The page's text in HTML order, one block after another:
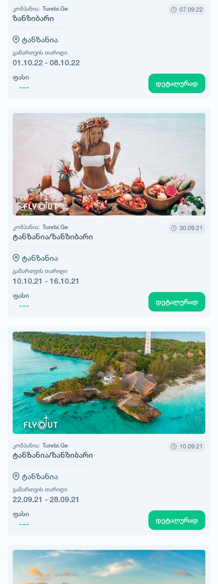
კომპანია: Turebi.Ge
ზანზიბარი
07.09.22
ტანზანია
გამართვის თარიღი
01.10.22 - 08.10.22
ფასი
--- დეტალურად
კომპანია: Turebi.Ge
ტანზანია/ზანზიბარი
30.09.21
ტანზანია
გამართვის თარიღი
10.10.21 - 16.10.21
ფასი
--- დეტალურად
კომპანია: Turebi.Ge
ტანზანია/ზანზიბარი
10.09.21
ტანზანია
გამართვის თარიღი
22.09.21 - 28.09.21
ფასი
--- დეტალურად